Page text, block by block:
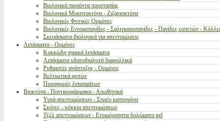
Βιολογικά προιόντα προστασίας
Βιολογικά Μυκητοκτόνα - Ζιζανιοκτόνα
Βιολογικές Φυτικές Ορμόνες
Βιολογικές Εντομοπαγίδες - Σαλιγκαροπαγίδες - Παγίδες ερπετών -
Σκευάσματα βιολογικά για απεντομώσεις
Λιπάσματα - Ορμόνες
Κοκκώδη χημικά λιπάσματα
Λιπάσματα υδατοδιαλυτά διαφυλλικά
Ρυθμιστές ανάπτυξης - Ορμόνες
Βελτιωτικά φυτών
Προσφορές λιπασμάτων
Βιοκτόνα - Ποντικοφάρμακα - Απωθητικά
Υγρά απεντομώσεων - Σπρέυ καπνογόνα
Σκόνες - κόκκοι απεντομώσεων
Τζέλ απεντομώσεων - Ετοιμόχρηστα δολώματα gel